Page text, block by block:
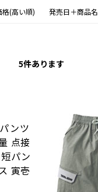
格(高い順) 発売日＋商品名
5件あります
ンツ
点接
パン
寅壱